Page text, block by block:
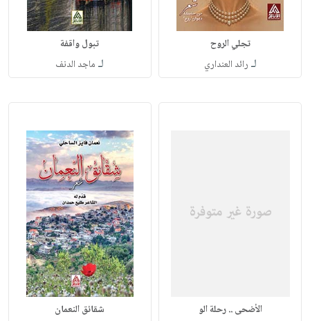
تجلي الروح
لـ رائد العنداري
تبول واقفة
لـ ماجد الدنف
الأضحى .. رحلة الو شقائق النعمان